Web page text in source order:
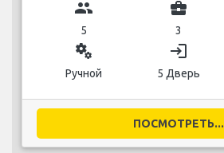
group
5
business_center
3
miscellaneous_services
Ручной
login
5 Дверь
ПОСМОТРЕТЬ...